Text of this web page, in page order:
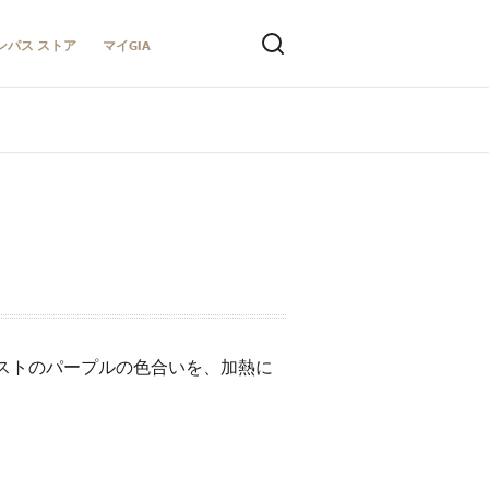
パス ストア マイGIA
トのパープルの色合いを、加熱に